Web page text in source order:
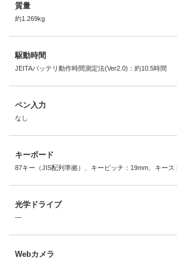
質量
約1.269kg
駆動時間
JEITAバッテリ動作時間測定法(Ver2.0)：約10.5時間
ペン入力
なし
キーボード
87キー（JIS配列準拠）、キーピッチ：19mm、キース
光学ドライブ
―
Webカメラ